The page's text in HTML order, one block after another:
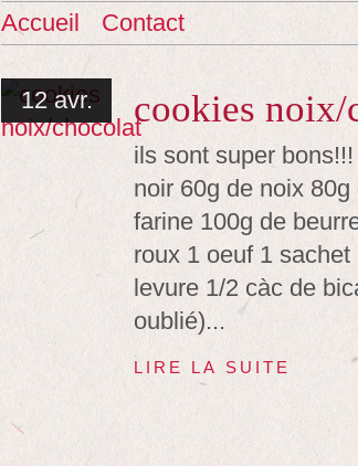
Accueil Contact
12 avr. cookies noix/
ils sont super
noir 60g de noix
farine 100g de
roux 1 oeuf 1
levure 1/2 càc de
oublié)...
LIRE LA SUITE